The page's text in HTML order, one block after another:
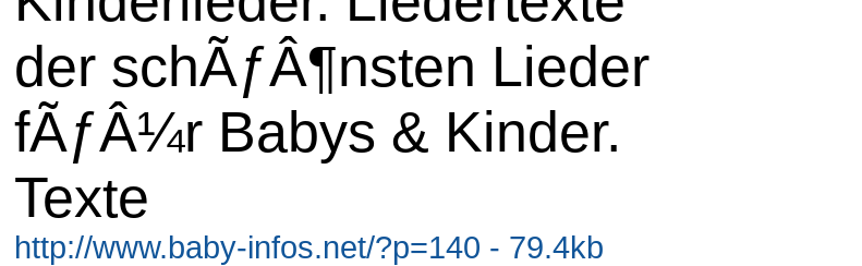
der schÃƒÂ¶nsten Lieder
fÃƒÂ¼r Babys & Kinder.
Texte
http://www.baby-infos.net/?p=140 - 79.4kb